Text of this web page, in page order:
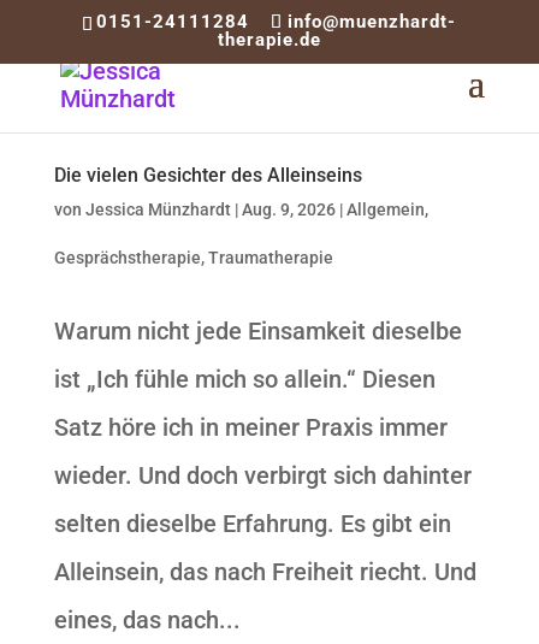
0151-24111284
info@muenzhardt-
therapie.de
Die vielen Gesichter des Alleinseins
von Jessica Münzhardt|Aug. 9, 2026|Allgemein,
Gesprächstherapie,Traumatherapie
Warum nicht jede Einsamkeit dieselbe
ist „Ich fühle mich so allein.“ Diesen
Satz höre ich in meiner Praxis immer
wieder. Und doch verbirgt sich dahinter
selten dieselbe Erfahrung. Es gibt ein
Alleinsein, das nach Freiheit riecht. Und
eines, das nach...